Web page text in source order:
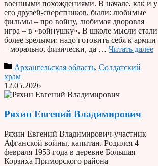
военными похождениями. В начале, как и у
его друзей-сверстников, были: любимые
фильмы – про войну, любимая дворовая
игра – в «войнушку». В школе мысли стали
более зрелыми: надо готовить себя к армии
– морально, физически, да … Читать далее
Архангельская область, Солдатский
храм
12.05.2026
Ряхин Евгений Владимирович
Ряхин Евгений Владимирович-участник
Афганской войны, капитан. Родился 4
февраля 1953 года в деревне Большая
Корзиха Приморского района